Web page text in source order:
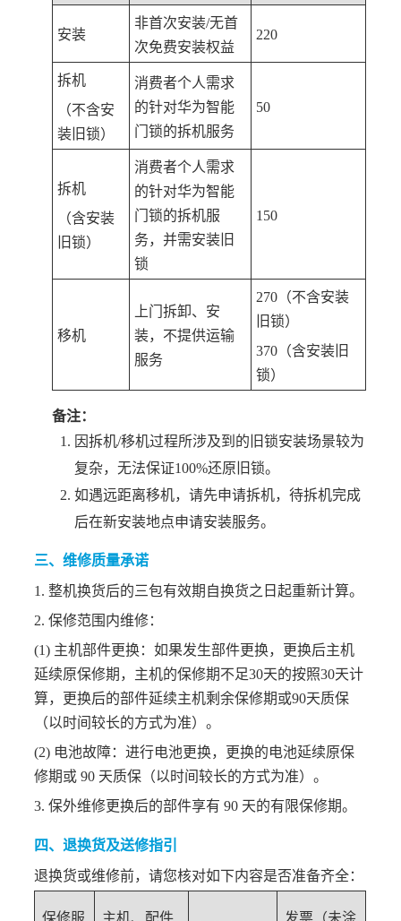
安装
非首次安装/无首
次免费安装权益
220
拆机
（不含安
装旧锁）
消费者个人需求
的针对华为智能
门锁的拆机服务
50
拆机
（含安装
旧锁）
消费者个人需求
的针对华为智能
门锁的拆机服
务，并需安装旧
锁
150
移机
上门拆卸、安
装，不提供运输
服务
270（不含安装
旧锁）
370（含安装旧
锁）
备注：
因拆机/移机过程所涉及到的旧锁安装场景较为
复杂，无法保证100%还原旧锁。
如遇远距离移机，请先申请拆机，待拆机完成
后在新安装地点申请安装服务。
三、维修质量承诺
1. 整机换货后的三包有效期自换货之日起重新计算。
2. 保修范围内维修：
(1) 主机部件更换：如果发生部件更换，更换后主机
延续原保修期，主机的保修期不足30天的按照30天计
算，更换后的部件延续主机剩余保修期或90天质保
（以时间较长的方式为准）。
(2) 电池故障：进行电池更换，更换的电池延续原保
修期或 90 天质保（以时间较长的方式为准）。
3. 保外维修更换后的部件享有 90 天的有限保修期。
四、退换货及送修指引
退换货或维修前，请您核对如下内容是否准备齐全：
保修服
主机、配件
发票（未涂